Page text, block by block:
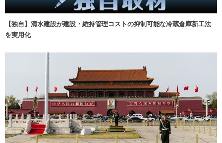
【独自】清水建設が建設・維持管理コストの抑制可能な冷蔵倉庫新工法
を実用化